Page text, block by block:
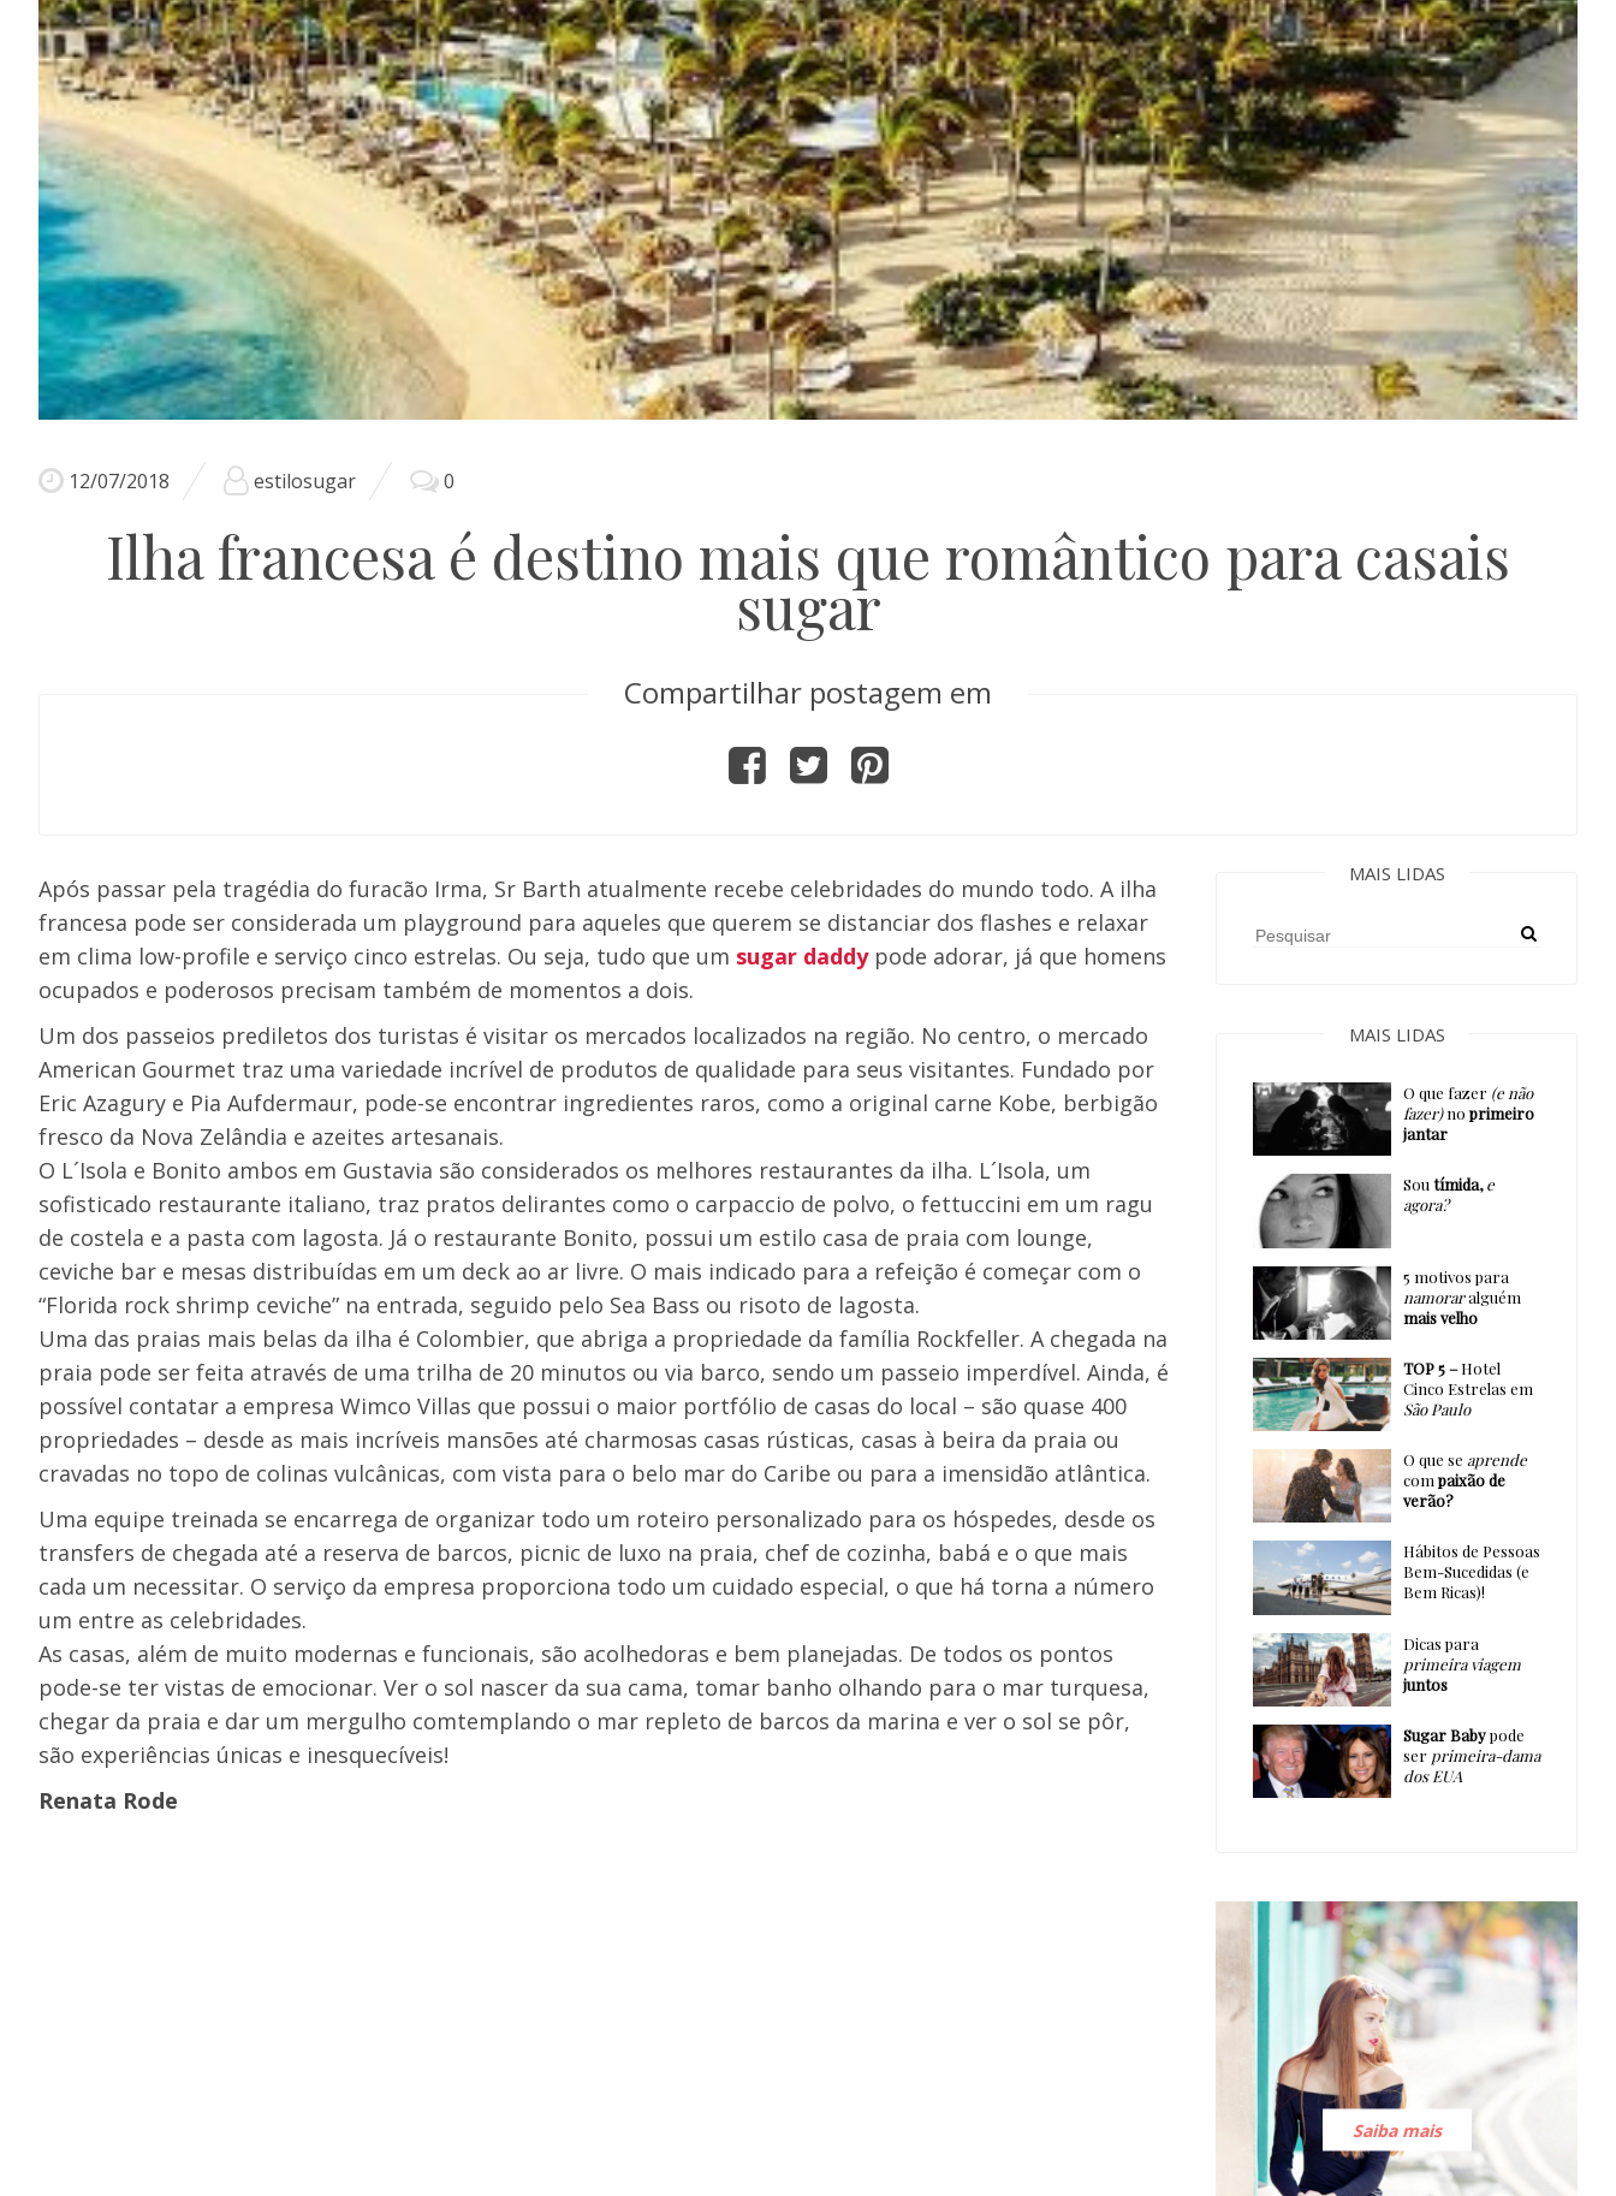
12/07/2018 estilosugar 0
Ilha francesa é destino mais que romântico para casais
sugar
Compartilhar postagem em
Após passar pela tragédia do furacão Irma, Sr Barth atualmente recebe celebridades do mundo todo. A ilha
francesa pode ser considerada um playground para aqueles que querem se distanciar dos flashes e relaxar
em clima low-profile e serviço cinco estrelas. Ou seja, tudo que um sugar daddypode adorar, já que homens
ocupados e poderosos precisam também de momentos a dois.
Um dos passeios prediletos dos turistas é visitar os mercados localizados na região. No centro, o mercado
American Gourmet traz uma variedade incrível de produtos de qualidade para seus visitantes. Fundado por
Eric Azagury e Pia Aufdermaur, pode-se encontrar ingredientes raros, como a original carne Kobe, berbigão
fresco da Nova Zelândia e azeites artesanais.
O L´Isola e Bonito ambos em Gustavia são considerados os melhores restaurantes da ilha. L´Isola, um
sofisticado restaurante italiano, traz pratos delirantes como o carpaccio de polvo, o fettuccini em um ragu
de costela e a pasta com lagosta. Já o restaurante Bonito, possui um estilo casa de praia com lounge,
ceviche bar e mesas distribuídas em um deck ao ar livre. O mais indicado para a refeição é começar com o
“Florida rock shrimp ceviche” na entrada, seguido pelo Sea Bass ou risoto de lagosta.
Uma das praias mais belas da ilha é Colombier, que abriga a propriedade da família Rockfeller. A chegada na
praia pode ser feita através de uma trilha de 20 minutos ou via barco, sendo um passeio imperdível. Ainda, é
possível contatar a empresa Wimco Villas que possui o maior portfólio de casas do local – são quase 400
propriedades – desde as mais incríveis mansões até charmosas casas rústicas, casas à beira da praia ou
cravadas no topo de colinas vulcânicas, com vista para o belo mar do Caribe ou para a imensidão atlântica.
Uma equipe treinada se encarrega de organizar todo um roteiro personalizado para os hóspedes, desde os
transfers de chegada até a reserva de barcos, picnic de luxo na praia, chef de cozinha, babá e o que mais
cada um necessitar. O serviço da empresa proporciona todo um cuidado especial, o que há torna a número
um entre as celebridades.
As casas, além de muito modernas e funcionais, são acolhedoras e bem planejadas. De todos os pontos
pode-se ter vistas de emocionar. Ver o sol nascer da sua cama, tomar banho olhando para o mar turquesa,
chegar da praia e dar um mergulho comtemplando o mar repleto de barcos da marina e ver o sol se pôr,
são experiências únicas e inesquecíveis!
Renata Rode
MAIS LIDAS
MAIS LIDAS
O que fazer (e não
fazer)noprimeiro
jantar
Sou tímida, e
agora?
5 motivos para
namoraralguém
mais velho
TOP 5 –Hotel
Cinco Estrelas em
São Paulo
O que se aprende
compaixão de
verão?
Hábitos de Pessoas
Bem-Sucedidas (e
Bem Ricas)!
Dicas para
primeira viagem
juntos
Sugar Babypode
ser primeira-dama
dos EUA
Saiba mais